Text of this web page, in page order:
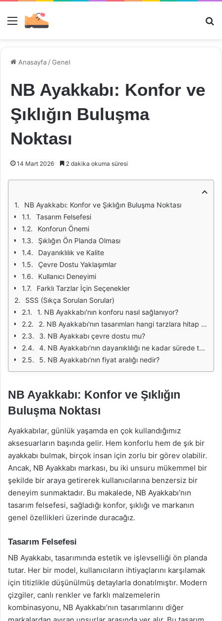
Menü
Anasayfa /Genel
NB Ayakkabı: Konfor ve
Şıklığın Buluşma
Noktası
14 Mart 2026 2 dakika okuma süresi
NB Ayakkabı: Konfor ve Şıklığın Buluşma Noktası
Tasarım Felsefesi
Konforun Önemi
Şıklığın Ön Planda Olması
Dayanıklılık ve Kalite
Çevre Dostu Yaklaşımlar
Kullanıcı Deneyimi
Farklı Tarzlar İçin Seçenekler
SSS (Sıkça Sorulan Sorular)
1. NB Ayakkabı'nın konforu nasıl sağlanıyor?
2. NB Ayakkabı'nın tasarımları hangi tarzlara hitap ediyor?
3. NB Ayakkabı çevre dostu mu?
4. NB Ayakkabı'nın dayanıklılığı ne kadar sürede test ediliyor?
5. NB Ayakkabı'nın fiyat aralığı nedir?
NB Ayakkabı: Konfor ve Şıklığın
Buluşma Noktası
Ayakkabılar, günlük yaşamda en çok kullandığımız
aksesuarların başında gelir. Hem konforlu hem de şık bir
ayakkabı bulmak, birçok insan için zorlu bir görev olabilir.
Ancak, NB Ayakkabı markası, bu iki unsuru mükemmel bir
şekilde bir araya getirerek kullanıcılarına benzersiz bir
deneyim sunmaktadır. Bu makalede, NB Ayakkabı’nın
tasarım felsefesi, sağladığı konfor, şıklığı ve markanın
genel özellikleri üzerinde duracağız.
Tasarım Felsefesi
NB Ayakkabı, tasarımında estetik ve işlevselliği ön planda
tutar. Her bir model, kullanıcıların ihtiyaçlarını karşılamak
için titizlikle düşünülmüş detaylarla donatılmıştır. Modern
çizgiler, canlı renkler ve farklı malzemelerin
kombinasyonu, NB Ayakkabı’nın tasarımlarını diğer